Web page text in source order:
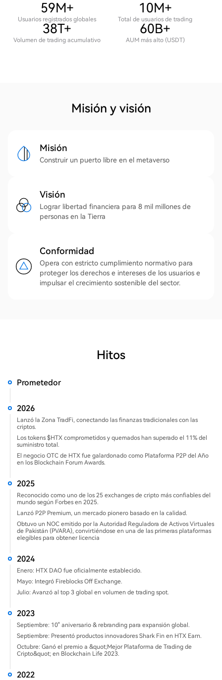
59M+
Usuarios registrados globales
10M+
Total de usuarios de trading
38T+
Volumen de trading acumulativo
60B+
AUM más alto (USDT)
Misión y visión
Misión
Construir un puerto libre en el metaverso
Visión
Lograr libertad financiera para 8 mil millones de
personas en la Tierra
Conformidad
Opera con estricto cumplimiento normativo para
proteger los derechos e intereses de los usuarios e
impulsar el crecimiento sostenible del sector.
Hitos
Prometedor
2026
Lanzó la Zona TradFi, conectando las finanzas tradicionales con las
criptos.
Los tokens $HTX comprometidos y quemados han superado el 11% del
suministro total.
El negocio OTC de HTX fue galardonado como Plataforma P2P del Año
en los Blockchain Forum Awards.
2025
Reconocido como uno de los 25 exchanges de cripto más confiables del
mundo según Forbes en 2025.
Lanzó P2P Premium, un mercado pionero basado en la calidad.
Obtuvo un NOC emitido por la Autoridad Reguladora de Activos Virtuales
de Pakistán (PVARA), convirtiéndose en una de las primeras plataformas
elegibles para obtener licencia
2024
Enero: HTX DAO fue oficialmente establecido.
Mayo: Integró Fireblocks Off Exchange.
Julio: Avanzó al top 3 global en volumen de trading spot.
2023
Septiembre: 10° aniversario & rebranding para expansión global.
Septiembre: Presentó productos innovadores Shark Fin en HTX Earn.
Octubre: Ganó el premio a &quot;Mejor Plataforma de Trading de
Cripto&quot; en Blockchain Life 2023.
2022